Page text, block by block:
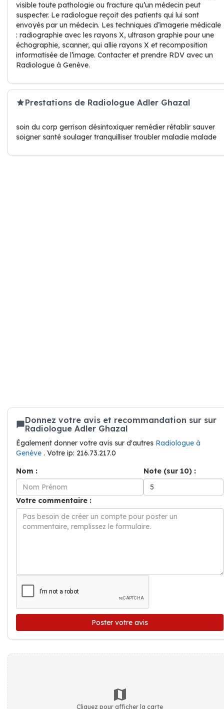
visible toute pathologie ou fracture qu’un médecin peut
suspecter. Le radiologue reçoit des patients qui lui sont
envoyés par un médecin. Les techniques d’imagerie médicale
: radiographie avec les rayons X, ultrason graphie pour une
échographie, scanner, qui allie rayons X et recomposition
informatisée de l’image. Contacter et prendre RDV avec un
Radiologue à Genève.
Prestations de Radiologue Adler Ghazal
soin du corp gerrison désintoxiquer remédier rétablir sauver
soigner santé soulager tranquilliser troubler maladie malade
Donnez votre avis et recommandation sur sur
Radiologue Adler Ghazal
Également donner votre avis sur d'autres Radiologue à
Genève . Votre ip: 216.73.217.0
Nom :
Note (sur 10) :
Votre commentaire :
Poster votre avis
Cliquez pour afficher la carte